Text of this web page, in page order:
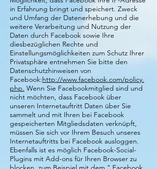
in Erfahrung bringt und speichert. Zweck
und Umfang der Datenerhebung und die
weitere Verarbeitung und Nutzung der
Daten durch Facebook sowie Ihre
diesbezüglichen Rechte und
Einstellungsmöglichkeiten zum Schutz Ihrer
Privatsphäre entnehmen Sie bitte den
Datenschutzhinweisen von
Facebook:http://www.facebook.com/policy.
php. Wenn Sie Facebookmitglied sind und
nicht möchten, dass Facebook über
unseren Internetauftritt Daten über Sie
sammelt und mit Ihren bei Facebook
gespeicherten Mitgliedsdaten verknüpft,
müssen Sie sich vor Ihrem Besuch unseres
Internetauftritts bei Facebook ausloggen.
Ebenfalls ist es möglich Facebook-Social-
Plugins mit Add-ons für Ihren Browser zu